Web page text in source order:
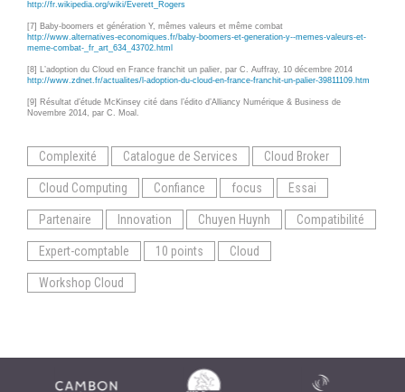
http://fr.wikipedia.org/wiki/Everett_Rogers
[7] Baby-boomers et génération Y, mêmes valeurs et même combat
http://www.alternatives-economiques.fr/baby-boomers-et-generation-y--memes-valeurs-et-
meme-combat-_fr_art_634_43702.html
[8] L’adoption du Cloud en France franchit un palier, par C. Auffray, 10 décembre 2014
http://www.zdnet.fr/actualites/l-adoption-du-cloud-en-france-franchit-un-palier-39811109.htm
[9] Résultat d’étude McKinsey cité dans l’édito d’Alliancy Numérique & Business de
Novembre 2014, par C. Moal.
Complexité Catalogue de Services Cloud Broker
Cloud Computing Confiance focus Essai
Partenaire Innovation Chuyen Huynh Compatibilité
Expert-comptable 10 points Cloud
Workshop Cloud